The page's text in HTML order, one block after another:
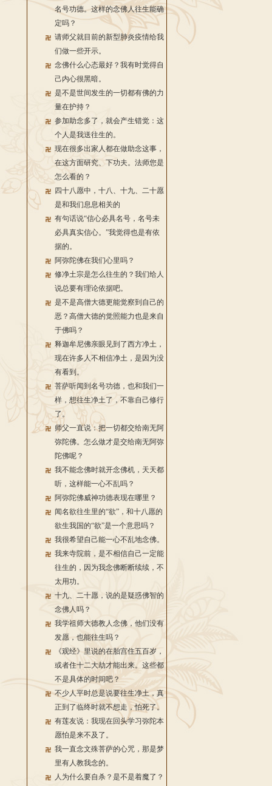
名号功德。这样的念佛人往生能确
定吗？
请师父就目前的新型肺炎疫情给我
们做一些开示。
念佛什么心态最好？我有时觉得自
己内心很黑暗。
是不是世间发生的一切都有佛的力
量在护持？
参加助念多了，就会产生错觉：这
个人是我送往生的。
现在很多出家人都在做助念这事，
在这方面研究、下功夫。法师您是
怎么看的？
四十八愿中，十八、十九、二十愿
是和我们息息相关的
有句话说“信心必具名号，名号未
必具真实信心。”我觉得也是有依
据的。
阿弥陀佛在我们心里吗？
修净土宗是怎么往生的？我们给人
说总要有理论依据吧。
是不是高僧大德更能觉察到自己的
恶？高僧大德的觉照能力也是来自
于佛吗？
释迦牟尼佛亲眼见到了西方净土，
现在许多人不相信净土，是因为没
有看到。
菩萨听闻到名号功德，也和我们一
样，想往生净土了，不靠自己修行
了。
师父一直说：把一切都交给南无阿
弥陀佛。怎么做才是交给南无阿弥
陀佛呢？
我不能念佛时就开念佛机，天天都
听，这样能一心不乱吗？
阿弥陀佛威神功德表现在哪里？
闻名欲往生里的“欲”，和十八愿的
欲生我国的“欲”是一个意思吗？
我很希望自己能一心不乱地念佛。
我来寺院前，是不相信自己一定能
往生的，因为我念佛断断续续，不
太用功。
十九、二十愿，说的是疑惑佛智的
念佛人吗？
我学祖师大德教人念佛，他们没有
发愿，也能往生吗？
《观经》里说的在胎宫住五百岁，
或者住十二大劫才能出来。这些都
不是具体的时间吧？
不少人平时总是说要往生净土，真
正到了临终时就不想走，怕死了。
有莲友说：我现在回头学习弥陀本
愿怕是来不及了。
我一直念文殊菩萨的心咒，那是梦
里有人教我念的。
人为什么要自杀？是不是着魔了？